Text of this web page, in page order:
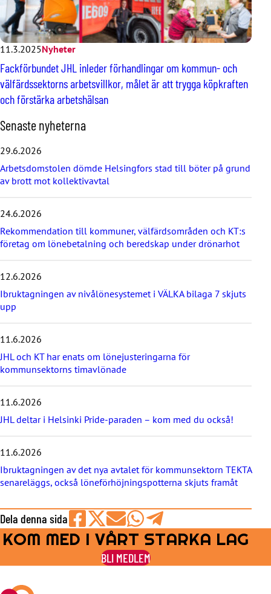
11.3.2025Nyheter
Fackförbundet JHL inleder förhandlingar om kommun- och
välfärdssektorns arbetsvillkor, målet är att trygga köpkraften
och förstärka arbetshälsan
H
o
p
p
a
ö
v
r
d
e
n
a
s
e
n
y
h
e
t
e
n
a
Senaste nyheterna
29.6.2026
Arbetsdomstolen dömde Helsingfors stad till böter på grund
av brott mot kollektivavtal
24.6.2026
Rekommendation till kommuner, välfärdsområden och KT:s
företag om lönebetalning och beredskap under drönarhot
12.6.2026
Ibruktagningen av nivålönesystemet i VÄLKA bilaga 7 skjuts
upp
11.6.2026
JHL och KT har enats om lönejusteringarna för
kommunsektorns timavlönade
11.6.2026
JHL deltar i Helsinki Pride-paraden – kom med du också!
11.6.2026
Ibruktagningen av det nya avtalet för kommunsektorn TEKTA
senareläggs, också löneförhöjningspotterna skjuts framåt
Dela denna sida
Share
on
Facebook
Share
on
Share
by
E-
Share
on
WhatsApp
Share
on
Telegram
KOM MED I VÅRT STARKA LAG
BLI MEDLEM